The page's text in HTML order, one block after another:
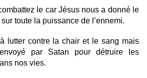
le car Jésus nous a donné le
toute la puissance de l’ennemi.
lutter contre la chair et le sang mais
par Satan pour détruire les
nos vies.